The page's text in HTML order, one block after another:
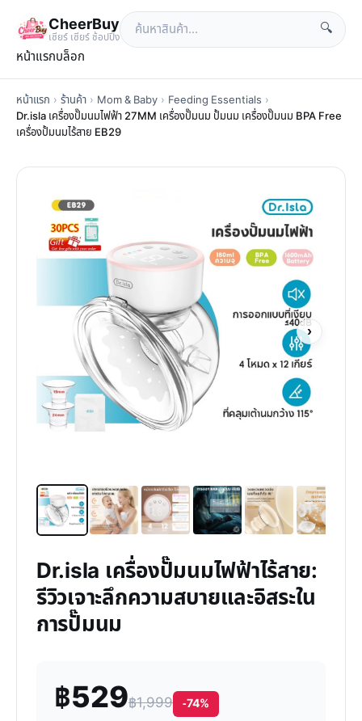
CheerBuy
เซียร์ เซียร์ ช้อปปิ้ง
🔍
หน้าแรกบล็อก
หน้าแรก › ร้านค้า › Mom & Baby › Feeding Essentials ›
Dr.isla เครื่องปั๊มนมไฟฟ้า 27MM เครื่องปั๊มนม ปั้มนม เครื่องปั๊มนม BPA Free
เครื่องปั้มนมไร้สาย EB29
›
Dr.isla เครื่องปั๊มนมไฟฟ้าไร้สาย:
รีวิวเจาะลึกความสบายและอิสระใน
การปั๊มนม
฿529฿1,999 -74%